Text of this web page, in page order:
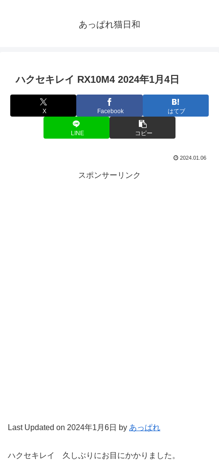
あっぱれ猫日和
ハクセキレイ RX10M4 2024年1月4日
X Facebook はてブ
LINE コピー
2024.01.06
スポンサーリンク
Last Updated on 2024年1月6日 by あっぱれ
ハクセキレイ 久しぶりにお目にかかりました。